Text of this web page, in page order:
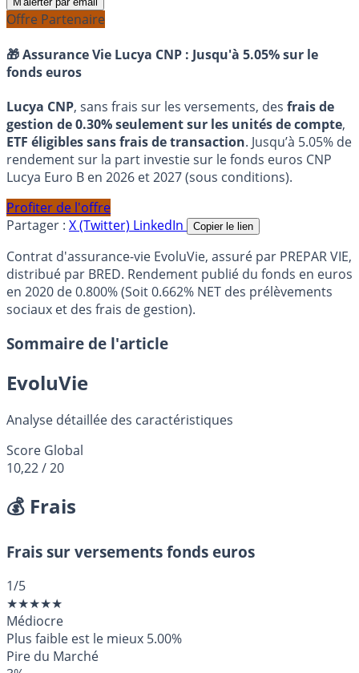
Offre Partenaire
🎁 Assurance Vie Lucya CNP : Jusqu'à 5.05% sur le
fonds euros
Lucya CNP, sans frais sur les versements, des frais de
gestion de 0.30% seulement sur les unités de compte,
ETF éligibles sans frais de transaction. Jusqu’à 5.05% de
rendement sur la part investie sur le fonds euros CNP
Lucya Euro B en 2026 et 2027 (sous conditions).
Profiter de l'offre
Partager : X (Twitter) LinkedIn Copier le lien
Contrat d'assurance-vie EvoluVie, assuré par PREPAR VIE,
distribué par BRED. Rendement publié du fonds en euros
en 2020 de 0.800% (Soit 0.662% NET des prélèvements
sociaux et des frais de gestion).
Sommaire de l'article
EvoluVie
Analyse détaillée des caractéristiques
Score Global
10,22/ 20
💰 Frais
Frais sur versements fonds euros
1/5
★★★★★
Médiocre
Plus faible est le mieux 5.00%
Pire du Marché